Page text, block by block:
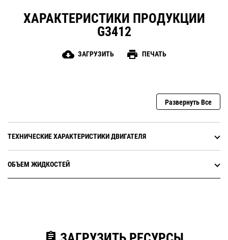
ХАРАКТЕРИСТИКИ ПРОДУКЦИИ
G3412
cloud_download ЗАГРУЗИТЬ print ПЕЧАТЬ
Развернуть Все
ТЕХНИЧЕСКИЕ ХАРАКТЕРИСТИКИ ДВИГАТЕЛЯ
ОБЪЕМ ЖИДКОСТЕЙ
assignment